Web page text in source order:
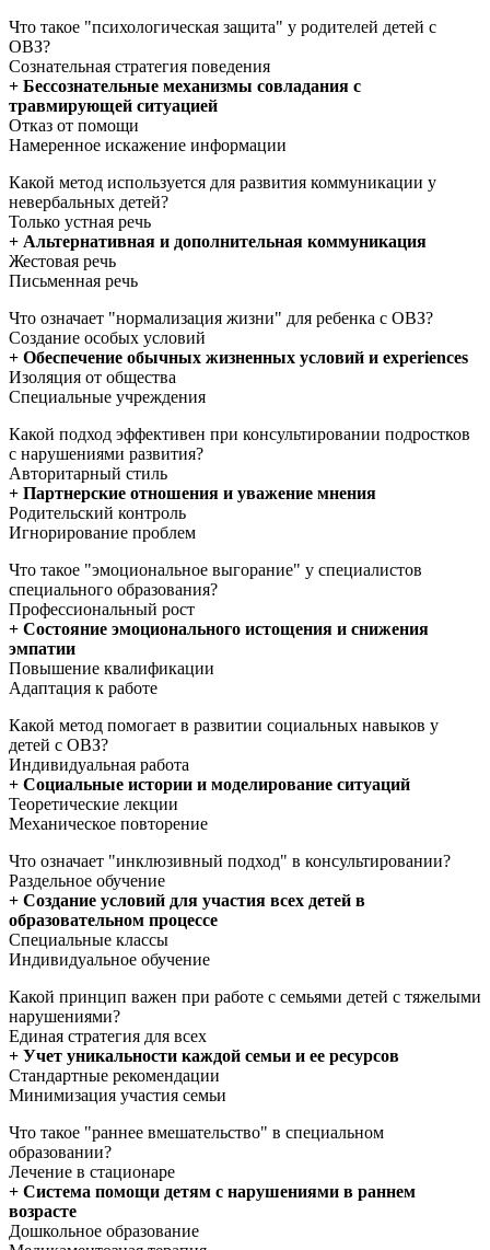
Что такое "психологическая защита" у родителей детей с
ОВЗ?
Сознательная стратегия поведения
+ Бессознательные механизмы совладания с
травмирующей ситуацией
Отказ от помощи
Намеренное искажение информации
Какой метод используется для развития коммуникации у
невербальных детей?
Только устная речь
+ Альтернативная и дополнительная коммуникация
Жестовая речь
Письменная речь
Что означает "нормализация жизни" для ребенка с ОВЗ?
Создание особых условий
+ Обеспечение обычных жизненных условий и experiences
Изоляция от общества
Специальные учреждения
Какой подход эффективен при консультировании подростков
с нарушениями развития?
Авторитарный стиль
+ Партнерские отношения и уважение мнения
Родительский контроль
Игнорирование проблем
Что такое "эмоциональное выгорание" у специалистов
специального образования?
Профессиональный рост
+ Состояние эмоционального истощения и снижения
эмпатии
Повышение квалификации
Адаптация к работе
Какой метод помогает в развитии социальных навыков у
детей с ОВЗ?
Индивидуальная работа
+ Социальные истории и моделирование ситуаций
Теоретические лекции
Механическое повторение
Что означает "инклюзивный подход" в консультировании?
Раздельное обучение
+ Создание условий для участия всех детей в
образовательном процессе
Специальные классы
Индивидуальное обучение
Какой принцип важен при работе с семьями детей с тяжелыми
нарушениями?
Единая стратегия для всех
+ Учет уникальности каждой семьи и ее ресурсов
Стандартные рекомендации
Минимизация участия семьи
Что такое "раннее вмешательство" в специальном
образовании?
Лечение в стационаре
+ Система помощи детям с нарушениями в раннем
возрасте
Дошкольное образование